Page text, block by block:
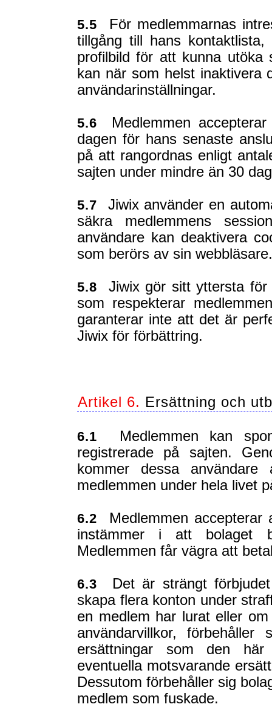
5.5 För medlemmarnas
tillgång till hans
profilbild för att kunna utöka
kan när som helst inaktivera
användarinställningar.
5.6 Medlemmen
dagen för hans senaste
på att rangordnas enligt
sajten under mindre än 30
5.7 Jiwix använder en
säkra medlemmens
användare kan deaktivera
som berörs av sin webbläsare.
5.8 Jiwix gör sitt yttersta för
som respekterar
garanterar inte att det är
Jiwix för förbättring.
Artikel 6. Ersättning och
6.1 Medlemmen kan
registrerade på sajten.
kommer dessa
medlemmen under hela livet
6.2 Medlemmen accepterar
instämmer i att bolaget
Medlemmen får vägra att
6.3 Det är strängt
skapa flera konton under
en medlem har lurat eller
användarvillkor,
ersättningar som den här
eventuella motsvarande
Dessutom förbehåller sig
medlem som fuskade.